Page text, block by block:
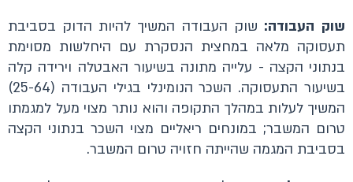
שוק העבודה: שוק העבודה המשיך להיות הדוק בסביבת
תעסוקה מלאה במחצית הנסקרת עם היחלשות מסוימת
בנתוני הקצה - עלייה מתונה בשיעור האבטלה וירידה קלה
בשיעור התעסוקה. השכר הנומינלי בגילי העבודה (25-64)
המשיך לעלות במהלך התקופה והוא נותר מצוי מעל למגמתו
טרום המשבר; במונחים ריאליים מצוי השכר בנתוני הקצה
בסביבת המגמה שהייתה חזויה טרום המשבר.